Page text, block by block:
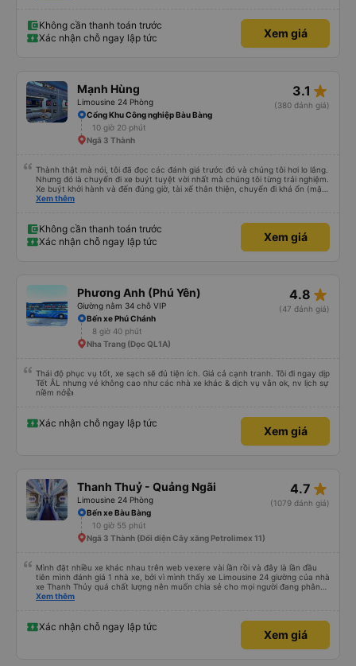
trung chuyển và lên xe lớn thì luôn hỗ trợ xách vali giùm tụi mình. Trên xe thì
có cả bánh và sữa miễn phí cho khách còn chuẩn bị cả thuốc say xe, dép,
mền, gối và đặc biệt là có gối ôm. Nchung là phải chấm nhà xe 10 sao mới
Không cần thanh toán trước
Xác nhận chỗ ngay lập tức
Xem giá
Mạnh Hùng
Limousine 24 Phòng
3.1 star_rate
(380 đánh giá)
Cổng Khu Công nghiệp Bàu Bàng
10 giờ 20 phút
Ngã 3 Thành
Thành thật mà nói, tôi đã đọc các đánh giá trước đó và chúng tôi hơi lo lắng.
Nhưng đó là chuyến đi xe buýt tuyệt vời nhất mà chúng tôi từng trải nghiệm.
Xe buýt khởi hành và đến đúng giờ, tài xế thân thiện, chuyến đi khá ổn (mặc
dù vẫn hơi xóc, nhưng đó là đặc trưng của Việt Nam ^^), và chỗ ngồi thoải
Xem thêm
Không cần thanh toán trước
Xác nhận chỗ ngay lập tức
Xem giá
Phương Anh (Phú Yên)
Giường nằm 34 chỗ VIP
4.8 star_rate
(47 đánh giá)
Bến xe Phú Chánh
8 giờ 40 phút
Nha Trang (Dọc QL1A)
Thái độ phục vụ tốt, xe sạch sẽ đủ tiện ích. Giá cả cạnh tranh. Tôi đi ngay dịp
Tết ÂL nhưng vé không cao như các nhà xe khác & dịch vụ vẫn ok, nv lịch sự
niềm nở👍
Xác nhận chỗ ngay lập tức
Xem giá
Thanh Thuỷ - Quảng Ngãi
Limousine 24 Phòng
4.7 star_rate
(1079 đánh giá)
Bến xe Bàu Bàng
10 giờ 55 phút
Ngã 3 Thành (Đối diện Cây xăng Petrolimex 11)
Mình đặt nhiều xe khác nhau trên web vexere vài lần rồi và đây là lần đầu
tiên mình đánh giá 1 nhà xe, bởi vì mình thấy xe Limousine 24 giường của nhà
xe Thanh Thủy quá chất lượng nên muốn chia sẻ cho mọi người đang phân
vân có nên đi hay không. - Giá vé: 600k/giường/1người. - Giờ giấc: mình đặt
trung chuyển ra chỗ xe lớn, chỗ này là xe đúng giờ lắm, nên nếu đến trễ thì
phải tự bắt grab ra chỗ xe lớn (hình như ngã tư bình phước). - Xe trung
chuyển chở mình tới chỗ cây xăng trên QL13 để chờ xe lớn tới rước, mình
Xem thêm
Xác nhận chỗ ngay lập tức
Xem giá